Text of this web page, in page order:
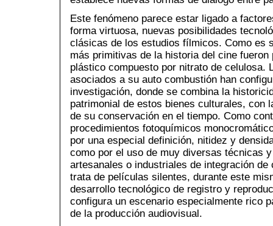
Este fenómeno parece estar ligado a
forma virtuosa, nuevas posibilidades
clásicas de los estudios fílmicos. Como es
más primitivas de la historia del cine fueron
plástico compuesto por nitrato de celulosa.
asociados a su auto combustión han
investigación, donde se combina la
patrimonial de estos bienes culturales, con
de su conservación en el tiempo. Como
procedimientos fotoquímicos
por una especial definición, nitidez y
como por el uso de muy diversas técnicas
artesanales o industriales de integración de
trata de películas silentes, durante este
desarrollo tecnológico de registro y
configura un escenario especialmente rico
de la producción audiovisual.